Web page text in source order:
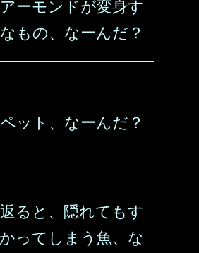
ーモンドが変身す
もの、なーんだ？
ット、なーんだ？
ると、隠れてもす
ってしまう魚、な